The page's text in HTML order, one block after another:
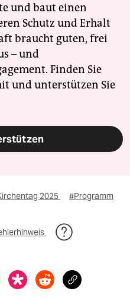
und baut einen
Schutz und Erhalt
braucht guten, frei
– und
Finden Sie
und unterstützen Sie
2025 #Programm